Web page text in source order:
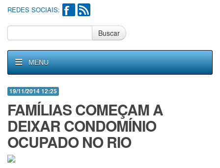
REDES SOCIAIS:
Buscar
MENU
19/11/2014 12:25
FAMÍLIAS COMEÇAM A
DEIXAR CONDOMÍNIO
OCUPADO NO RIO